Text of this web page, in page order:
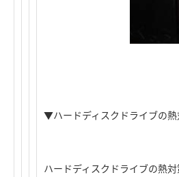
▼ハードディスクドライブの
ハードディスクドライブの熱